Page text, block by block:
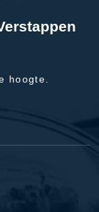
hoogte.